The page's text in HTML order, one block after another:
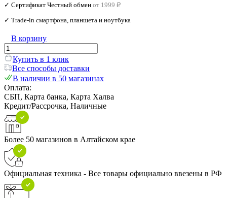
✓ Сертификат Честный обмен от 1999 ₽
✓ Trade‑in смартфона, планшета и ноутбука
В корзину
Купить в 1 клик
Все способы доставки
В наличии в 50 магазинах
Оплата:
СБП, Карта банка, Карта Халва
Кредит/Рассрочка, Наличные
Более 50 магазинов в Алтайском крае
Официальная техника - Все товары официально ввезены в РФ